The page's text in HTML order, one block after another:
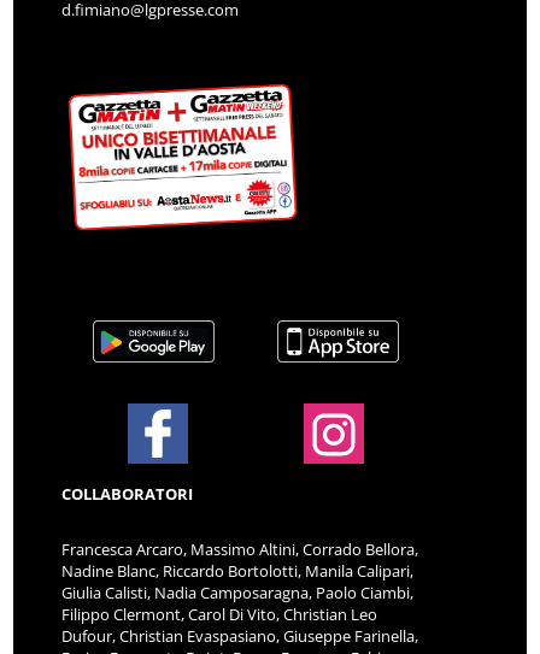
d.fimiano@lgpresse.com
COLLABORATORI
Francesca Arcaro, Massimo Altini, Corrado Bellora,
Nadine Blanc, Riccardo Bortolotti, Manila Calipari,
Giulia Calisti, Nadia Camposaragna, Paolo Ciambi,
Filippo Clermont, Carol Di Vito, Christian Leo
Dufour, Christian Evaspasiano, Giuseppe Farinella,